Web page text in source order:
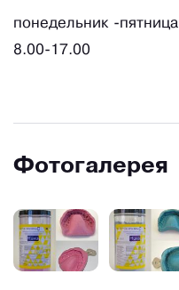
понедельник -пятница
8.00-17.00
Фотогалерея